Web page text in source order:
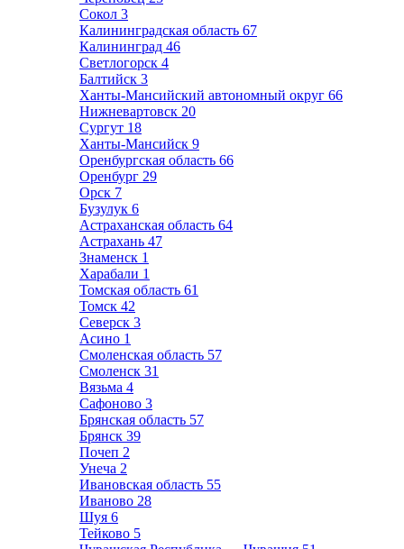
Сокол 3
Калининградская область 67
Калининград 46
Светлогорск 4
Балтийск 3
Ханты-Мансийский автономный округ 66
Нижневартовск 20
Сургут 18
Ханты-Мансийск 9
Оренбургская область 66
Оренбург 29
Орск 7
Бузулук 6
Астраханская область 64
Астрахань 47
Знаменск 1
Харабали 1
Томская область 61
Томск 42
Северск 3
Асино 1
Смоленская область 57
Смоленск 31
Вязьма 4
Сафоново 3
Брянская область 57
Брянск 39
Почеп 2
Унеча 2
Ивановская область 55
Иваново 28
Шуя 6
Тейково 5